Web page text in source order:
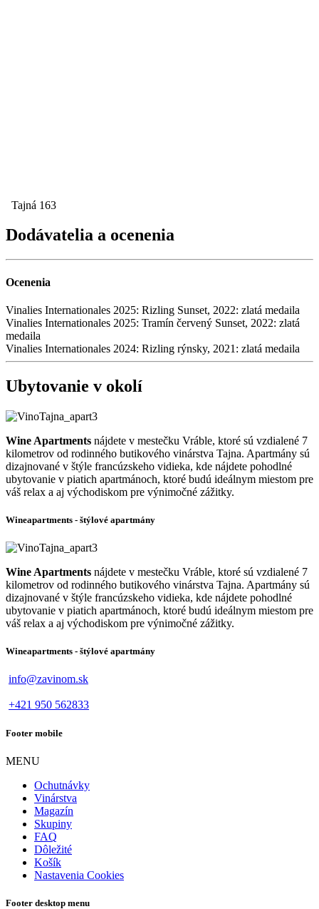
Tajná 163
Dodávatelia a ocenenia
Ocenenia
Vinalies Internationales 2025: Rizling Sunset, 2022: zlatá medaila
Vinalies Internationales 2025: Tramín červený Sunset, 2022: zlatá
medaila
Vinalies Internationales 2024: Rizling rýnsky, 2021: zlatá medaila
Ubytovanie v okolí
Wine Apartments nájdete v mestečku Vráble, ktoré sú vzdialené 7
kilometrov od rodinného butikového vinárstva Tajna. Apartmány sú
dizajnované v štýle francúzskeho vidieka, kde nájdete pohodlné
ubytovanie v piatich apartmánoch, ktoré budú ideálnym miestom pre
váš relax a aj východiskom pre výnimočné zážitky.
Wineapartments - štýlové apartmány
Wine Apartments nájdete v mestečku Vráble, ktoré sú vzdialené 7
kilometrov od rodinného butikového vinárstva Tajna. Apartmány sú
dizajnované v štýle francúzskeho vidieka, kde nájdete pohodlné
ubytovanie v piatich apartmánoch, ktoré budú ideálnym miestom pre
váš relax a aj východiskom pre výnimočné zážitky.
Wineapartments - štýlové apartmány
info@zavinom.sk
+421 950 562833
Footer mobile
MENU
Ochutnávky
Vinárstva
Magazín
Skupiny
FAQ
Dôležité
Košík
Nastavenia Cookies
Footer desktop menu